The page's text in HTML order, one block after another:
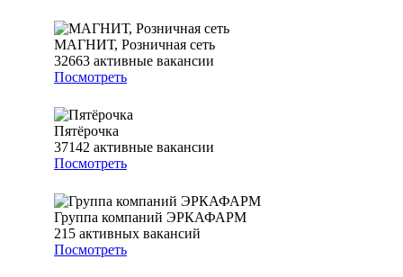
МАГНИТ, Розничная сеть
32663 активные вакансии
Посмотреть
Пятёрочка
37142 активные вакансии
Посмотреть
Группа компаний ЭРКАФАРМ
215 активных вакансий
Посмотреть